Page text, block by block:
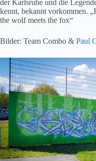
der Karlsruhe und die
kennt, bekannt vorkommen.
the wolf meets the fox“
Bilder: Team Combo & Paul